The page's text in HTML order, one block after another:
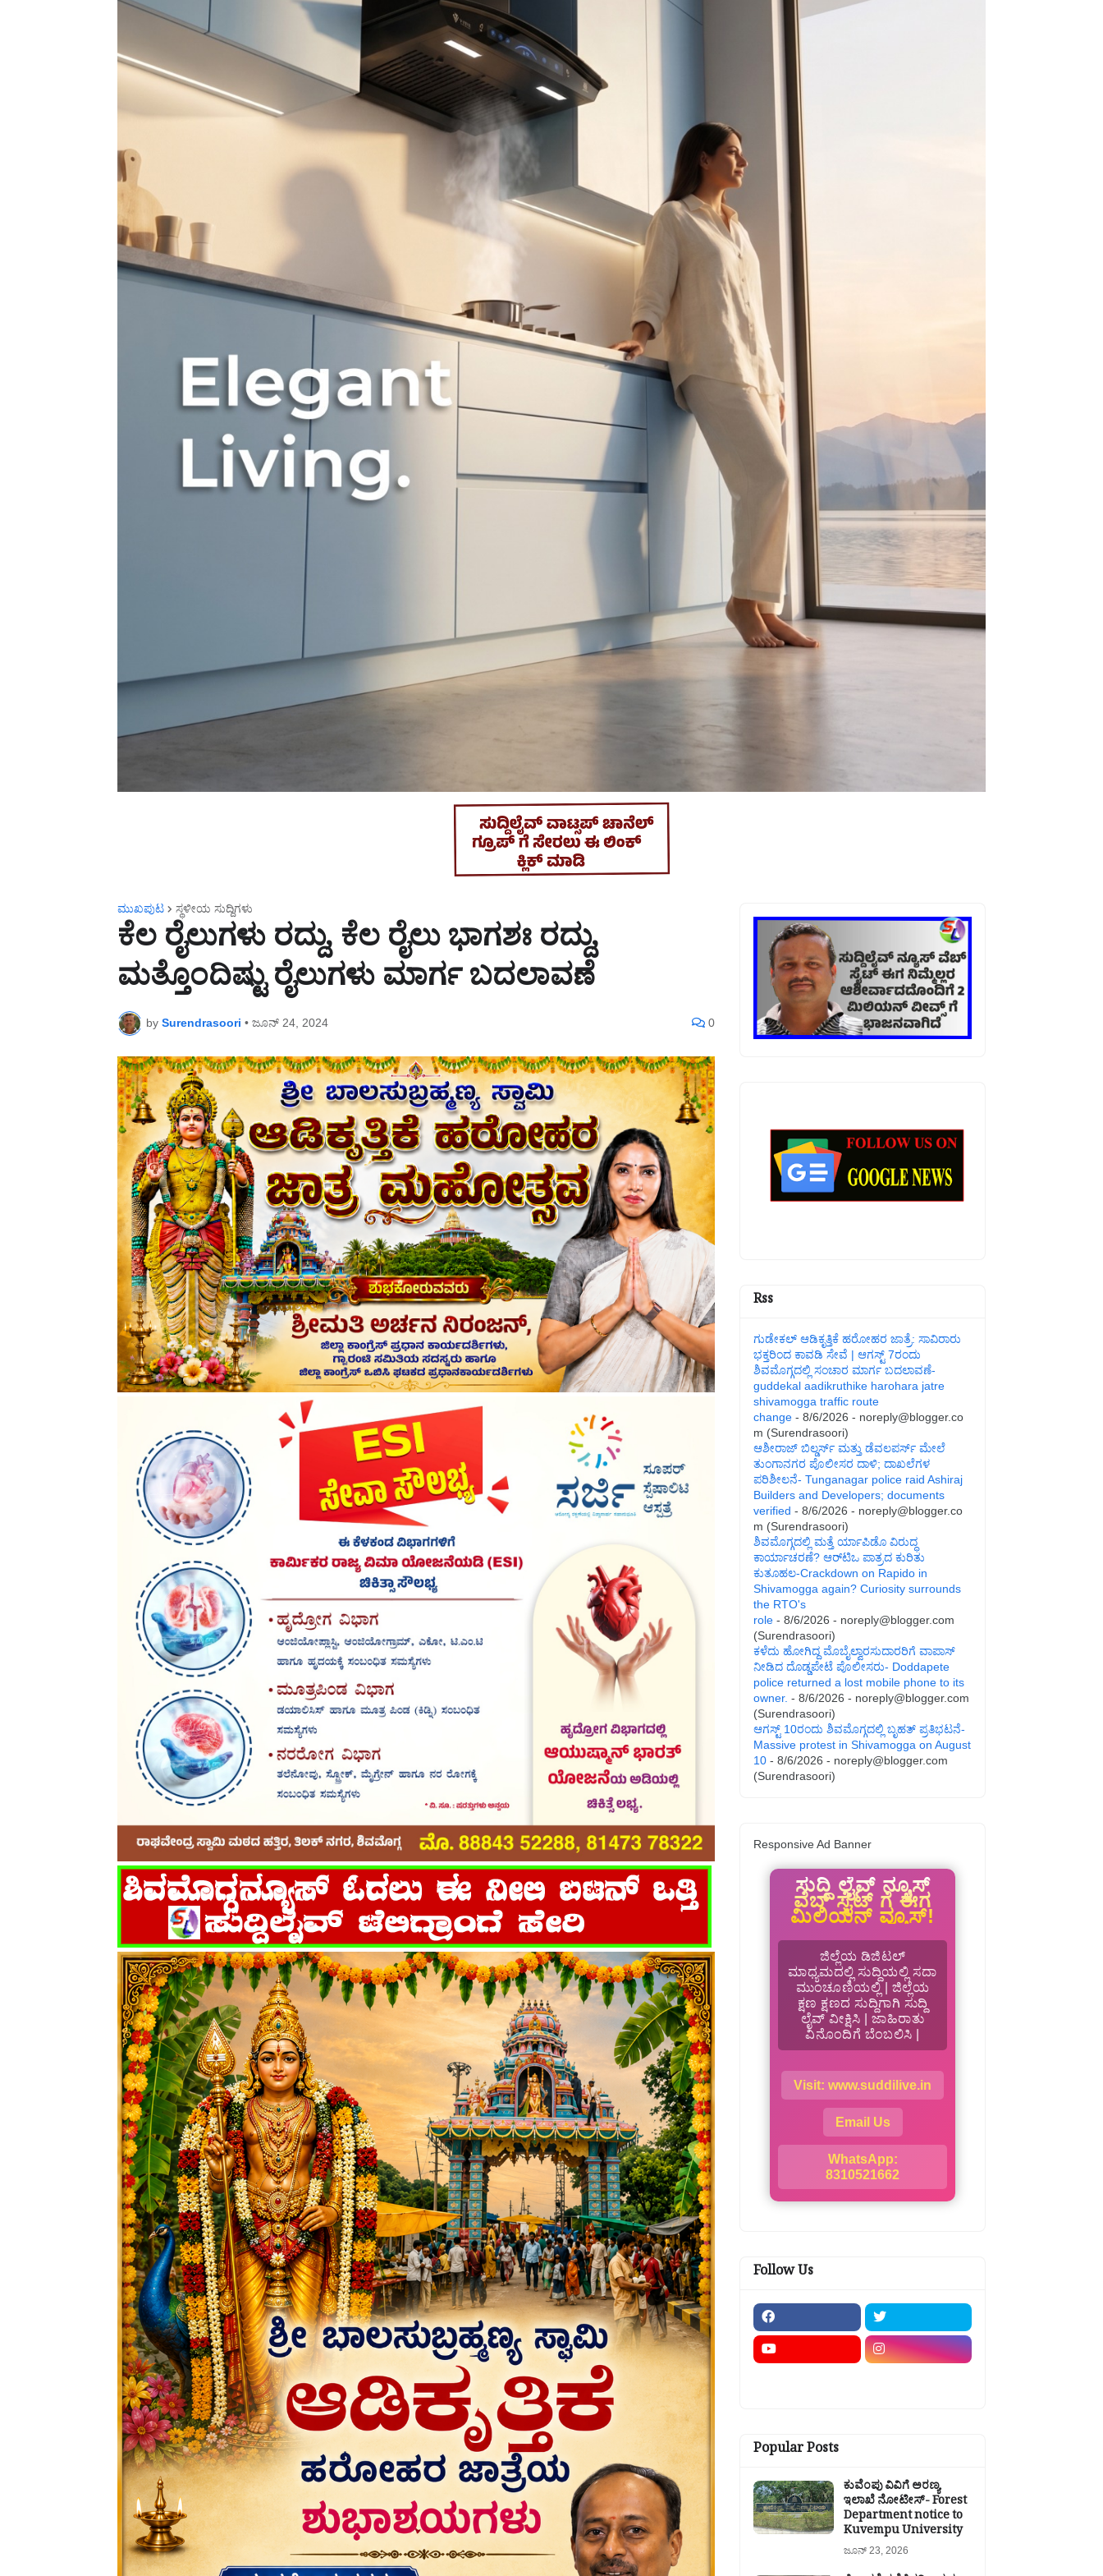
ಮುಖಪುಟ ಸ್ಥಳೀಯ ಸುದ್ದಿಗಳು
ಕೆಲ ರೈಲುಗಳು ರದ್ದು, ಕೆಲ ರೈಲು ಭಾಗಶಃ ರದ್ದು,
ಮತ್ತೊಂದಿಷ್ಟು ರೈಲುಗಳು ಮಾರ್ಗ ಬದಲಾವಣೆ
by Surendrasoori • ಜೂನ್ 24, 2024 0
Rss
ಗುಡೇಕಲ್ ಆಡಿಕೃತ್ತಿಕೆ ಹರೋಹರ ಜಾತ್ರೆ: ಸಾವಿರಾರು
ಭಕ್ತರಿಂದ ಕಾವಡಿ ಸೇವೆ | ಆಗಸ್ಟ್ 7ರಂದು
ಶಿವಮೊಗ್ಗದಲ್ಲಿ ಸಂಚಾರ ಮಾರ್ಗ ಬದಲಾವಣೆ-
guddekal aadikruthike harohara jatre
shivamogga traffic route
change - 8/6/2026 - noreply@blogger.co
m (Surendrasoori)
ಆಶೀರಾಜ್ ಬಿಲ್ಡರ್ಸ್ ಮತ್ತು ಡೆವಲಪರ್ಸ್ ಮೇಲೆ
ತುಂಗಾನಗರ ಪೊಲೀಸರ ದಾಳಿ; ದಾಖಲೆಗಳ
ಪರಿಶೀಲನೆ- Tunganagar police raid Ashiraj
Builders and Developers; documents
verified - 8/6/2026 - noreply@blogger.co
m (Surendrasoori)
ಶಿವಮೊಗ್ಗದಲ್ಲಿ ಮತ್ತೆ ರ್ಯಾಪಿಡೊ ವಿರುದ್ಧ
ಕಾರ್ಯಾಚರಣೆ? ಆರ್‌ಟಿಒ ಪಾತ್ರದ ಕುರಿತು
ಕುತೂಹಲ-Crackdown on Rapido in
Shivamogga again? Curiosity surrounds
the RTO's
role - 8/6/2026 - noreply@blogger.com
(Surendrasoori)
ಕಳೆದು ಹೋಗಿದ್ದ ಮೊಬೈಲ್ವಾರಸುದಾರರಿಗೆ ವಾಪಾಸ್
ನೀಡಿದ ದೊಡ್ಡಪೇಟೆ ಪೊಲೀಸರು- Doddapete
police returned a lost mobile phone to its
owner. - 8/6/2026 - noreply@blogger.com
(Surendrasoori)
ಆಗಸ್ಟ್‌ 10ರಂದು ಶಿವಮೊಗ್ಗದಲ್ಲಿ ಬೃಹತ್ ಪ್ರತಿಭಟನೆ-
Massive protest in Shivamogga on August
10 - 8/6/2026 - noreply@blogger.com
(Surendrasoori)
Responsive Ad Banner
ಸುದ್ದಿ ಲೈವ್ ನ್ಯೂಸ್
ವೆಬ್ ಸೈಟ್ ಗೆ ಈಗ
ಮಿಲಿಯನ್ ವ್ಯೂಸ್!
ಜಿಲ್ಲೆಯ ಡಿಜಿಟಲ್
ಮಾಧ್ಯಮದಲ್ಲಿ ಸುದ್ದಿಯಲ್ಲಿ ಸದಾ
ಮುಂಚೂಣಿಯಲ್ಲಿ | ಜಿಲ್ಲೆಯ
ಕ್ಷಣ ಕ್ಷಣದ ಸುದ್ದಿಗಾಗಿ ಸುದ್ದಿ
ಲೈವ್ ವೀಕ್ಷಿಸಿ | ಜಾಹಿರಾತು
ವಿನೊಂದಿಗೆ ಬೆಂಬಲಿಸಿ |
Visit: www.suddilive.in
Email Us
WhatsApp:
8310521662
Follow Us
Popular Posts
ಕುವೆಂಪು ವಿವಿಗೆ ಅರಣ್ಯ
ಇಲಾಖೆ ನೋಟೀಸ್- Forest
Department notice to
Kuvempu University
ಜೂನ್ 23, 2026